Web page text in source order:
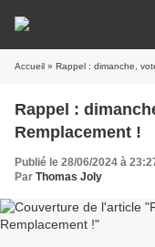
Accueil » Rappel : dimanche,
Rappel :
Remplacement !
Publié le 28/06/2024 à
Par Thomas Joly